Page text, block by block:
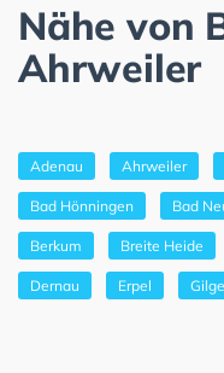
Nähe von
Ahrweiler
Adenau Ahrweiler
Bad Hönningen Bad
Berkum Breite Heide
Dernau Erpel